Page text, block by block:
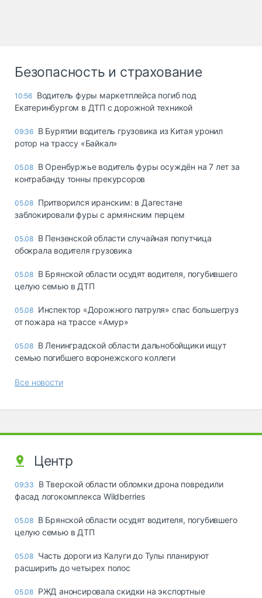
Безопасность и страхование
10:56 Водитель фуры маркетплейса погиб под
Екатеринбургом в ДТП с дорожной техникой
09:36 В Бурятии водитель грузовика из Китая уронил
ротор на трассу «Байкал»
05.08 В Оренбуржье водитель фуры осуждён на 7 лет за
контрабанду тонны прекурсоров
05.08 Притворился иранским: в Дагестане
заблокировали фуры с армянским перцем
05.08 В Пензенской области случайная попутчица
обокрала водителя грузовика
05.08 В Брянской области осудят водителя, погубившего
целую семью в ДТП
05.08 Инспектор «Дорожного патруля» спас большегруз
от пожара на трассе «Амур»
05.08 В Ленинградской области дальнобойщики ищут
семью погибшего воронежского коллеги
Все новости
Центр
09:33
В Тверской области обломки дрона повредили
фасад логокомплекса Wildberries
05.08 В Брянской области осудят водителя, погубившего
целую семью в ДТП
05.08 Часть дороги из Калуги до Тулы планируют
расширить до четырех полос
05.08 РЖД анонсировала скидки на экспортные